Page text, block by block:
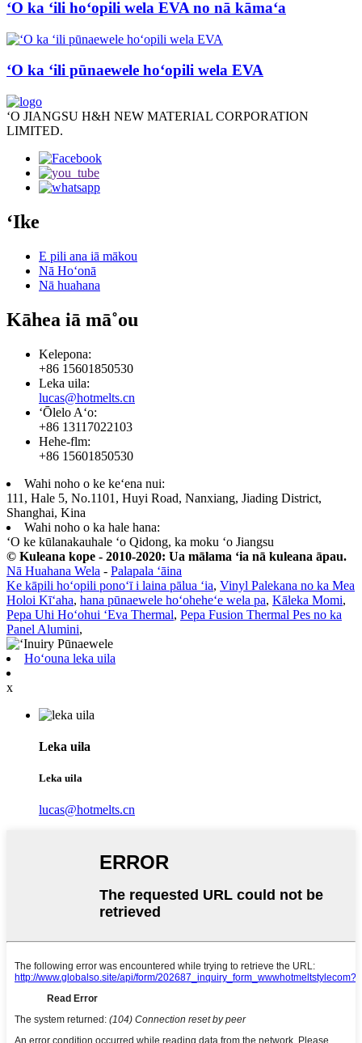
ʻO ka ʻili hoʻopili wela EVA no nā kāmaʻa
ʻO ka ʻili pūnaewele hoʻopili wela EVA
ʻO JIANGSU H&H NEW MATERIAL CORPORATION
LIMITED.
ʻIke
E pili ana iā mākou
Nā Hoʻonā
Nā huahana
Kāhea iā mā˚ou
Kelepona:
+86 15601850530
Leka uila:
lucas@hotmelts.cn
ʻŌlelo Aʻo:
+86 13117022103
Hehe-flm:
+86 15601850530
Wahi noho o ke keʻena nui:
111, Hale 5, No.1101, Huyi Road, Nanxiang, Jiading District,
Shanghai, Kina
Wahi noho o ka hale hana:
ʻO ke kūlanakauhale ʻo Qidong, ka moku ʻo Jiangsu
© Kuleana kope - 2010-2020: Ua mālama ʻia nā kuleana āpau.
Nā Huahana Wela - Palapala ʻāina
Ke kāpili hoʻopili ponoʻī i laina pālua ʻia, Vinyl Palekana no ka Mea
Holoi Kīʻaha, hana pūnaewele hoʻoheheʻe wela pa, Kāleka Momi,
Pepa Uhi Hoʻohui ʻEva Thermal, Pepa Fusion Thermal Pes no ka
Panel Alumini,
Hoʻouna leka uila
x
Leka uila
Leka uila
lucas@hotmelts.cn